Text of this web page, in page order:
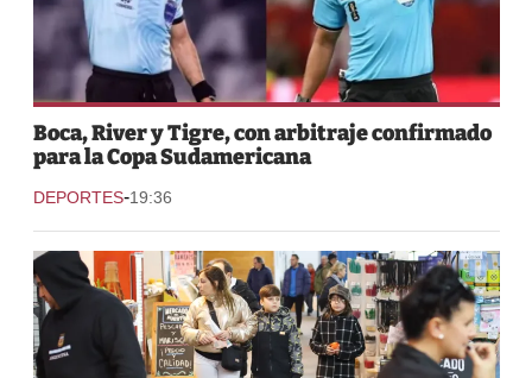
Boca, River y Tigre, con arbitraje confirmado
para la Copa Sudamericana
DEPORTES-19:36